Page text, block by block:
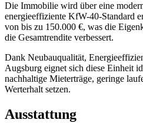
Die Immobilie wird über eine
energieeffiziente KfW-40-Standard
von bis zu 150.000 €, was die
die Gesamtrendite verbessert.
Dank Neubauqualität,
Augsburg eignet sich diese Einheit
nachhaltige Mieterträge, geringe
Werterhalt setzen.
Ausstattung